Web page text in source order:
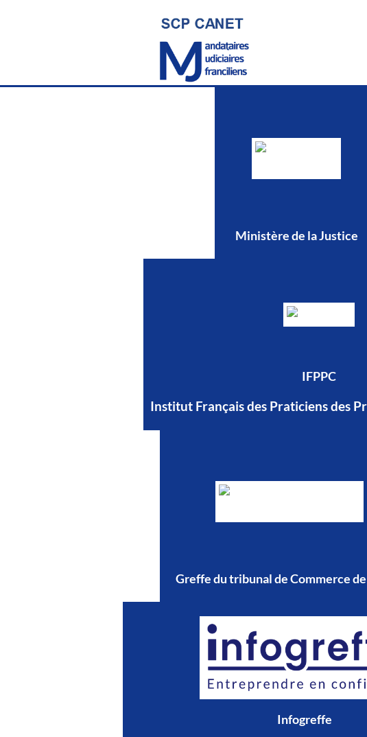
Ministère de la Justice
IFPPC
Institut Français des Praticiens des
Greffe du tribunal de Commerce de
Infogreffe